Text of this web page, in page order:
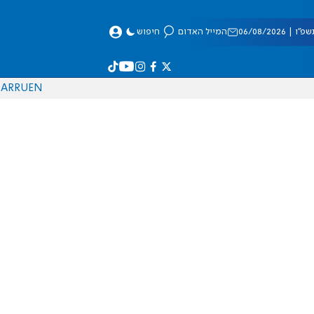
08/2026 המייל האדום חיפוש
EN
RU
AR